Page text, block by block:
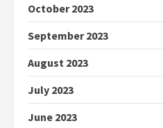
October 2023
September 2023
August 2023
July 2023
June 2023